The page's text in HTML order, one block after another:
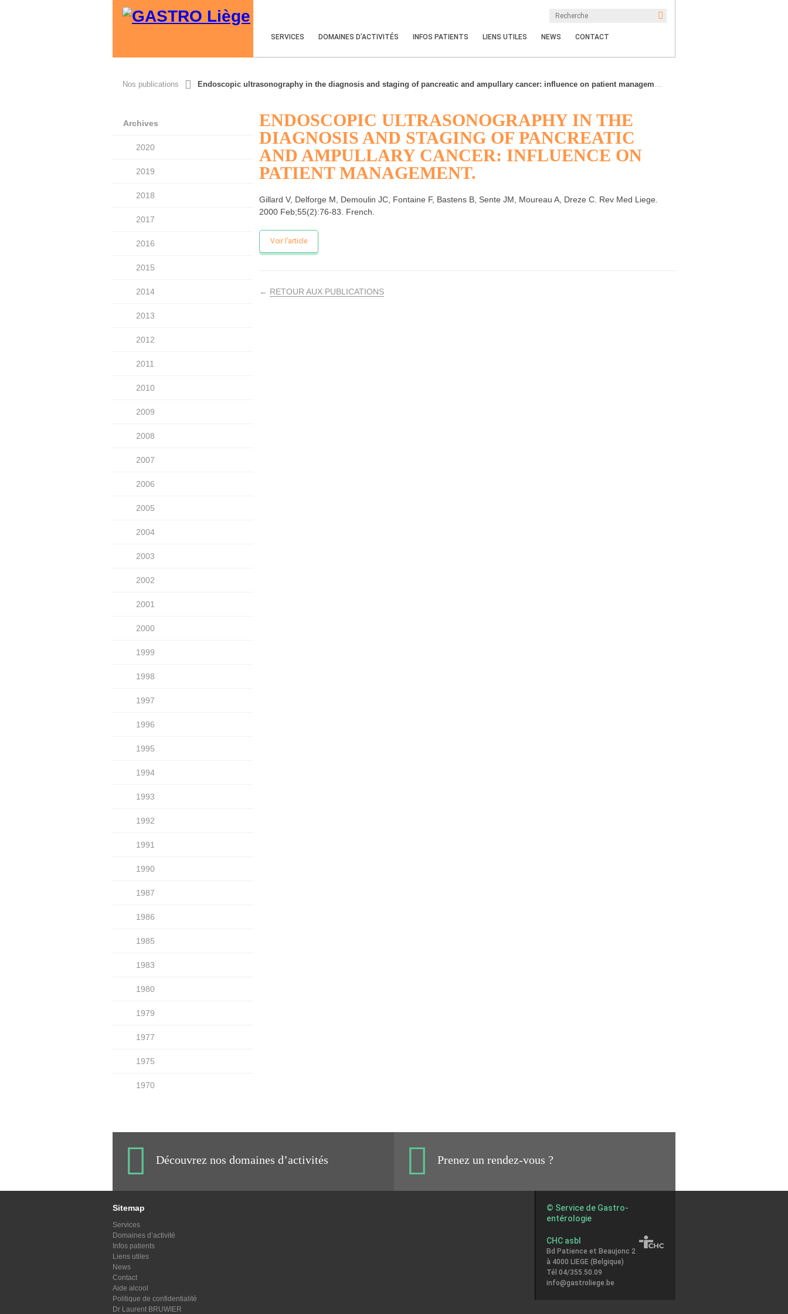
SERVICES DOMAINES D’ACTIVITÉS INFOS PATIENTS LIENS UTILES NEWS CONTACT
Nos publications Endoscopic ultrasonography in the diagnosis and staging of pancreatic and ampullary cancer: influence on patient management.
ENDOSCOPIC ULTRASONOGRAPHY IN THE
DIAGNOSIS AND STAGING OF PANCREATIC
AND AMPULLARY CANCER: INFLUENCE ON
PATIENT MANAGEMENT.
Gillard V, Delforge M, Demoulin JC, Fontaine F, Bastens B, Sente JM, Moureau A, Dreze C. Rev Med Liege.
2000 Feb;55(2):76-83. French.
Voir l’article
← RETOUR AUX PUBLICATIONS
Archives
2020
2019
2018
2017
2016
2015
2014
2013
2012
2011
2010
2009
2008
2007
2006
2005
2004
2003
2002
2001
2000
1999
1998
1997
1996
1995
1994
1993
1992
1991
1990
1987
1986
1985
1983
1980
1979
1977
1975
1970
Découvrez nos domaines d’activités Prenez un rendez-vous ?
© Service de Gastro-
entérologie
CHC asbl
Bd Patience et Beaujonc 2
à 4000 LIEGE (Belgique)
Tél 04/355.50.09
info@gastroliege.be
Sitemap
Services
Domaines d’activité
Infos patients
Liens utiles
News
Contact
Aide alcool
Politique de confidentialité
Dr Laurent BRUWIER